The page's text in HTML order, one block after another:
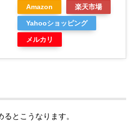
Amazon 楽天市場
Yahooショッピング
メルカリ
とこうなります。